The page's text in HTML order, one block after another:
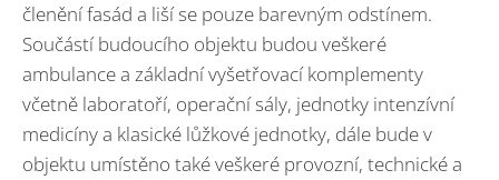
členění fasád a liší se pouze barevným odstínem.
Součástí budoucího objektu budou veškeré
ambulance a základní vyšetřovací komplementy
včetně laboratoří, operační sály, jednotky intenzívní
medicíny a klasické lůžkové jednotky, dále bude v
objektu umístěno také veškeré provozní, technické a